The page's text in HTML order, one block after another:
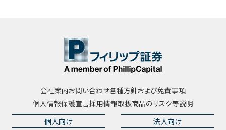
会社案内お問い合わせ各種方針および免責事項
個人情報保護宣言採用情報取扱商品のリスク等説明
個人向け 法人向け